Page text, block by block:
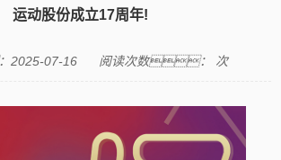
运动股份成立17周年!
2025-07-16 阅读次数： 次